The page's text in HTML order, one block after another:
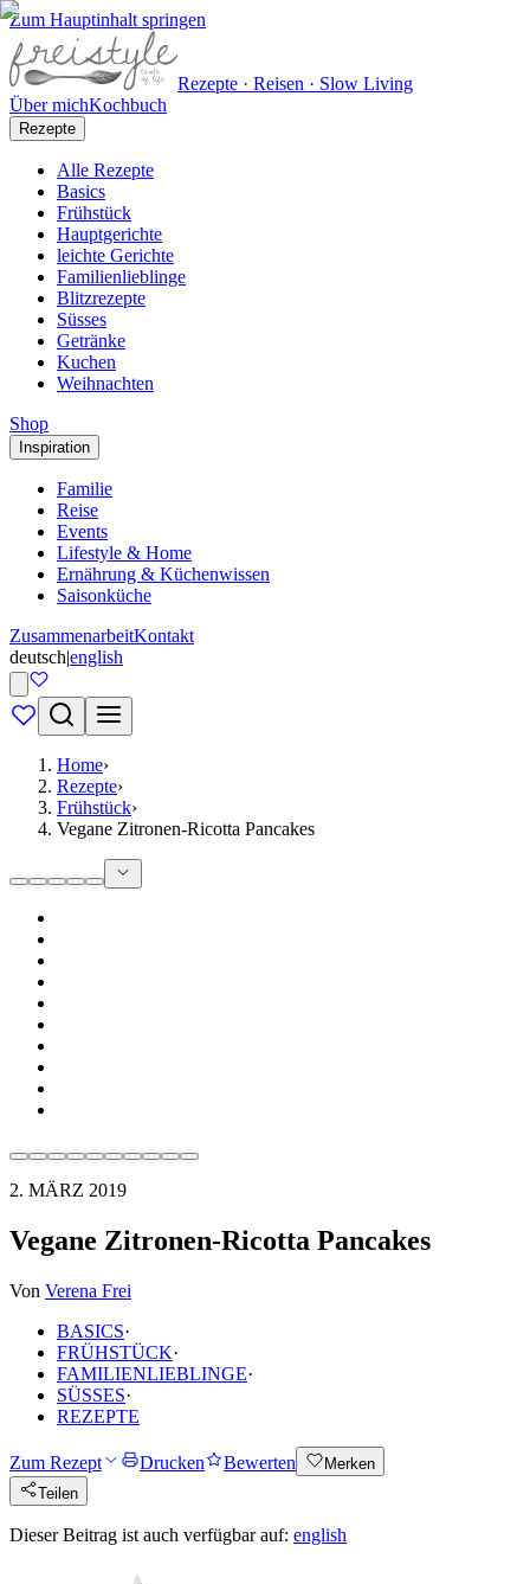
Zum Hauptinhalt springen
Rezepte · Reisen · Slow Living
Über michKochbuch
Rezepte
Alle Rezepte
Basics
Frühstück
Hauptgerichte
leichte Gerichte
Familienlieblinge
Blitzrezepte
Süsses
Getränke
Kuchen
Weihnachten
Shop
Inspiration
Familie
Reise
Events
Lifestyle & Home
Ernährung & Küchenwissen
Saisonküche
ZusammenarbeitKontakt
deutsch|english
Home›
Rezepte›
Frühstück›
Vegane Zitronen-Ricotta Pancakes
2. MÄRZ 2019
Vegane Zitronen-Ricotta Pancakes
Von Verena Frei
BASICS·
FRÜHSTÜCK·
FAMILIENLIEBLINGE·
SÜSSES·
REZEPTE
Zum Rezept Drucken Bewerten
Merken
Teilen
Dieser Beitrag ist auch verfügbar auf: english